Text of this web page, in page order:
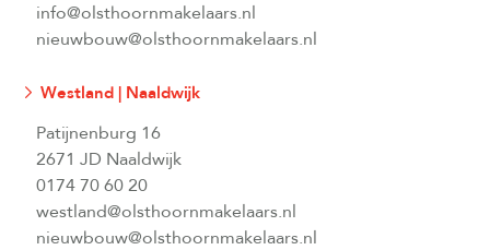
info@olsthoornmakelaars.nl
nieuwbouw@olsthoornmakelaars.nl
Westland | Naaldwijk
Patijnenburg 16
2671 JD Naaldwijk
0174 70 60 20
westland@olsthoornmakelaars.nl
nieuwbouw@olsthoornmakelaars.nl